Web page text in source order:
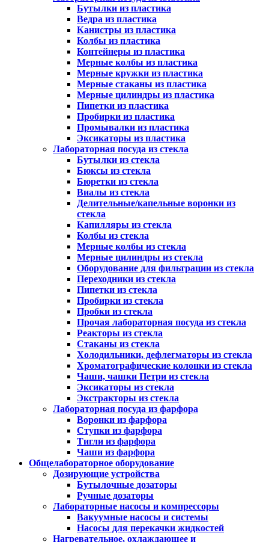
Бутылки из пластика
Ведра из пластика
Канистры из пластика
Колбы из пластика
Контейнеры из пластика
Мерные колбы из пластика
Мерные кружки из пластика
Мерные стаканы из пластика
Мерные цилиндры из пластика
Пипетки из пластика
Пробирки из пластика
Промывалки из пластика
Эксикаторы из пластика
Лабораторная посуда из стекла
Бутылки из стекла
Бюксы из стекла
Бюретки из стекла
Виалы из стекла
Делительные/капельные воронки из
стекла
Капилляры из стекла
Колбы из стекла
Мерные колбы из стекла
Мерные цилиндры из стекла
Оборудование для фильтрации из стекла
Переходники из стекла
Пипетки из стекла
Пробирки из стекла
Пробки из стекла
Прочая лабораторная посуда из стекла
Реакторы из стекла
Стаканы из стекла
Холодильники, дефлегматоры из стекла
Хроматографические колонки из стекла
Чаши, чашки Петри из стекла
Эксикаторы из стекла
Экстракторы из стекла
Лабораторная посуда из фарфора
Воронки из фарфора
Ступки из фарфора
Тигли из фарфора
Чаши из фарфора
Общелабораторное оборудование
Дозирующие устройства
Бутылочные дозаторы
Ручные дозаторы
Лабораторные насосы и компрессоры
Вакуумные насосы и системы
Насосы для перекачки жидкостей
Нагревательное, охлаждающее и